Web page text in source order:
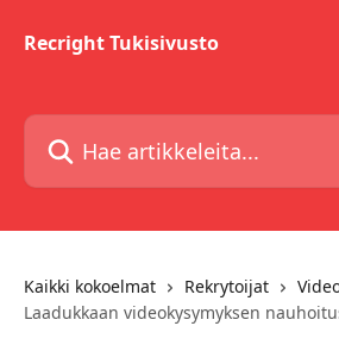
Recright Tukisivusto
Hae artikkeleita...
Kaikki kokoelmat Rekrytoijat
Laadukkaan videokysymyksen